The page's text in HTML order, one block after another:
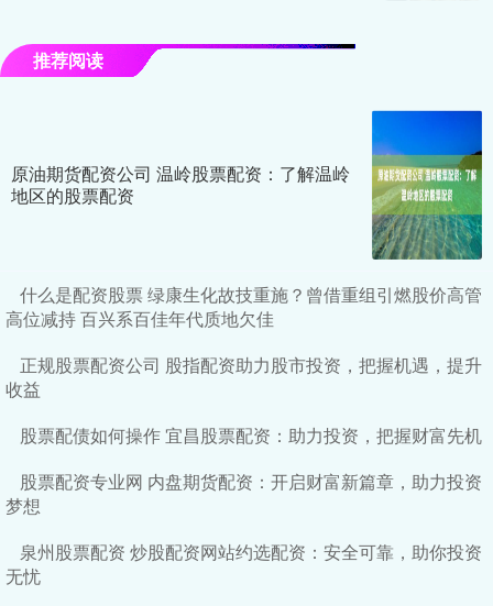
推荐阅读
原油期货配资公司 温岭股票配资：了解温岭
地区的股票配资
什么是配资股票 绿康生化故技重施？曾借重组引燃股价高管
高位减持 百兴系百佳年代质地欠佳
正规股票配资公司 股指配资助力股市投资，把握机遇，提升
收益
股票配债如何操作 宜昌股票配资：助力投资，把握财富先机
股票配资专业网 内盘期货配资：开启财富新篇章，助力投资
梦想
泉州股票配资 炒股配资网站约选配资：安全可靠，助你投资
无忧